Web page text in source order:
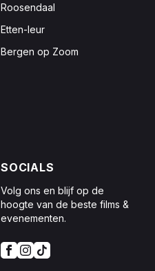
Roosendaal
Etten-leur
Bergen op Zoom
SOCIALS
Volg ons en blijf op de
hoogte van de beste films &
evenementen.